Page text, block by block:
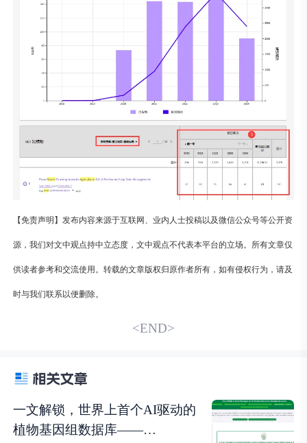
【免责声明】发布内容来源于互联网、业内人士投稿以及微信公众号等公开资
源，我们对文中观点持中立态度，文中观点不代表本平台的立场。所有文章仅
供读者参考和交流使用。转载的文章版权归原作者所有，如有侵权行为，请及
时与我们联系以便删除。
<END>
一文解锁，世界上首个AI驱动的
植物基因组数据库——